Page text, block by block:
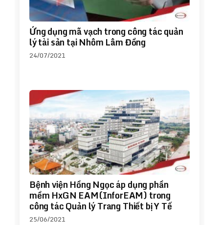
Ứng dụng mã vạch trong công tác quản
lý tài sản tại Nhôm Lâm Đồng
24/07/2021
Bệnh viện Hồng Ngọc áp dụng phần
mềm HxGN EAM(InforEAM) trong
công tác Quản lý Trang Thiết bị Y Tế
25/06/2021